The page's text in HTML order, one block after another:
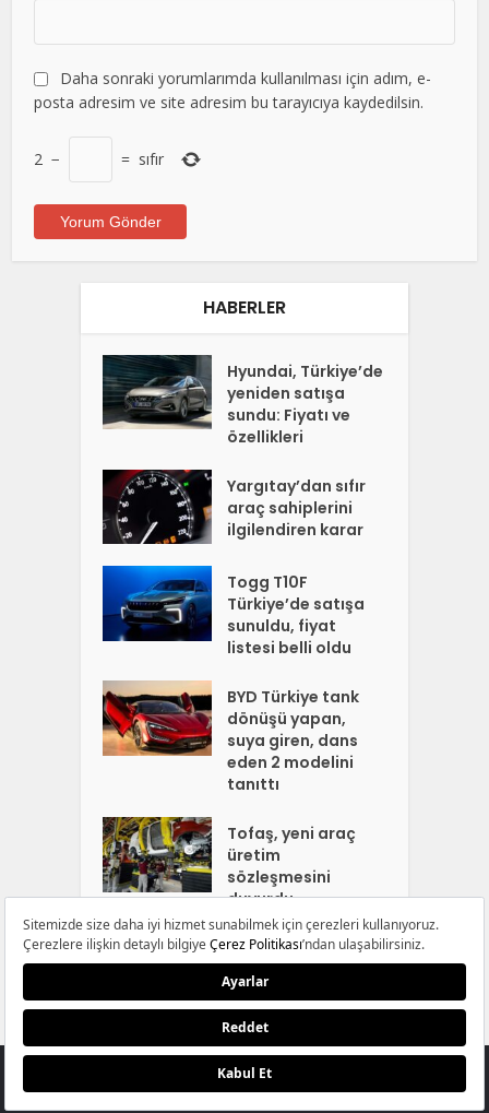
Daha sonraki yorumlarımda kullanılması için adım, e-
posta adresim ve site adresim bu tarayıcıya kaydedilsin.
2 − = sıfır
HABERLER
Hyundai, Türkiye’de
yeniden satışa
sundu: Fiyatı ve
özellikleri
Yargıtay’dan sıfır
araç sahiplerini
ilgilendiren karar
Togg T10F
Türkiye’de satışa
sunuldu, fiyat
listesi belli oldu
BYD Türkiye tank
dönüşü yapan,
suya giren, dans
eden 2 modelini
tanıttı
Tofaş, yeni araç
üretim
sözleşmesini
duyurdu
AYDINLATMA METNİ